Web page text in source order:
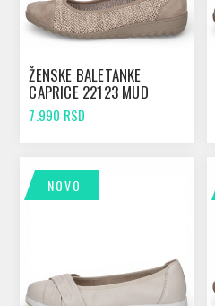
ŽENSKE BALETANKE
CAPRICE 22123 MUD
COMB
7.990 RSD
NOVO